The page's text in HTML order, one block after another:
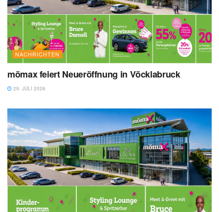
NACHRICHTEN
mömax feiert Neueröffnung in Vöcklabruck
29. JULI 2026